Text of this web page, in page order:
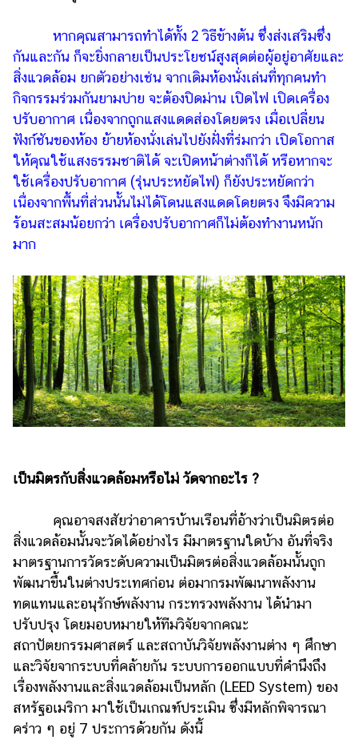
หากคุณสามารถทำได้ทั้ง 2 วิธีข้างต้น ซึ่งส่งเสริมซึ่ง
กันและกัน ก็จะยิ่งกลายเป็นประโยชน์สูงสุดต่อผู้อยู่อาศัยและ
สิ่งแวดล้อม ยกตัวอย่างเช่น จากเดิมห้องนั่งเล่นที่ทุกคนทำ
กิจกรรมร่วมกันยามบ่าย จะต้องปิดม่าน เปิดไฟ เปิดเครื่อง
ปรับอากาศ เนื่องจากถูกแสงแดดส่องโดยตรง เมื่อเปลี่ยน
ฟังก์ชันของห้อง ย้ายห้องนั่งเล่นไปยังฝั่งที่ร่มกว่า เปิดโอกาส
ให้คุณใช้แสงธรรมชาติได้ จะเปิดหน้าต่างก็ได้ หรือหากจะ
ใช้เครื่องปรับอากาศ (รุ่นประหยัดไฟ) ก็ยังประหยัดกว่า
เนื่องจากพื้นที่ส่วนนั้นไม่ได้โดนแสงแดดโดยตรง จึงมีความ
ร้อนสะสมน้อยกว่า เครื่องปรับอากาศก็ไม่ต้องทำงานหนัก
มาก
เป็นมิตรกับสิ่งแวดล้อมหรือไม่ วัดจากอะไร ?
คุณอาจสงสัยว่าอาคารบ้านเรือนที่อ้างว่าเป็นมิตรต่อ
สิ่งแวดล้อมนั้นจะวัดได้อย่างไร มีมาตรฐานใดบ้าง อันที่จริง
มาตรฐานการวัดระดับความเป็นมิตรต่อสิ่งแวดล้อมนั้นถูก
พัฒนาขึ้นในต่างประเทศก่อน ต่อมากรมพัฒนาพลังงาน
ทดแทนและอนุรักษ์พลังงาน กระทรวงพลังงาน ได้นำมา
ปรับปรุง โดยมอบหมายให้ทีมวิจัยจากคณะ
สถาปัตยกรรมศาสตร์ และสถาบันวิจัยพลังงานต่าง ๆ ศึกษา
และวิจัยจากระบบที่คล้ายกัน ระบบการออกแบบที่คำนึงถึง
เรื่องพลังงานและสิ่งแวดล้อมเป็นหลัก (LEED System) ของ
สหรัฐอเมริกา มาใช้เป็นเกณฑ์ประเมิน ซึ่งมีหลักพิจารณา
คร่าว ๆ อยู่ 7 ประการด้วยกัน ดังนี้